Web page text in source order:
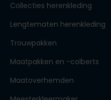
Collecties herenkleding
Lengtematen herenkleding
Trouwpakken
Maatpakken en -colberts
Maatoverhemden